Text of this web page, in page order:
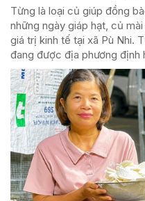
Từng là loại củ giúp đồng
những ngày giáp hạt, củ
giá trị kinh tế tại xã Pù Nhi.
đang được địa phương định